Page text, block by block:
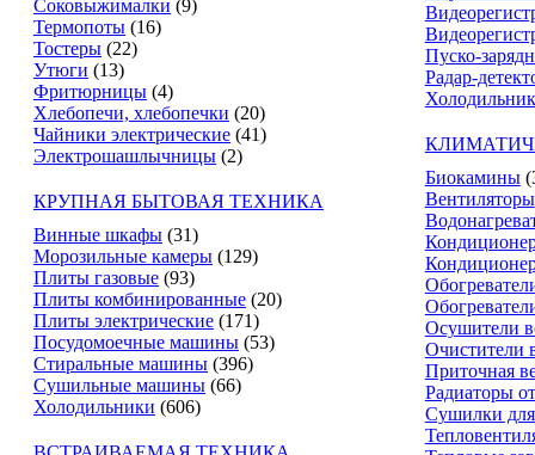
Соковыжималки (9)
Термопоты (16)
Тостеры (22)
Утюги (13)
Фритюрницы (4)
Хлебопечи, хлебопечки (20)
Чайники электрические (41)
Электрошашлычницы (2)
КРУПНАЯ БЫТОВАЯ ТЕХНИКА
Винные шкафы (31)
Морозильные камеры (129)
Плиты газовые (93)
Плиты комбинированные (20)
Плиты электрические (171)
Посудомоечные машины (53)
Стиральные машины (396)
Сушильные машины (66)
Холодильники (606)
Пуско-
Радар-
Биокамины
Вентиляторы
Осушители
Очистители
Приточная
Радиаторы
Сушилки